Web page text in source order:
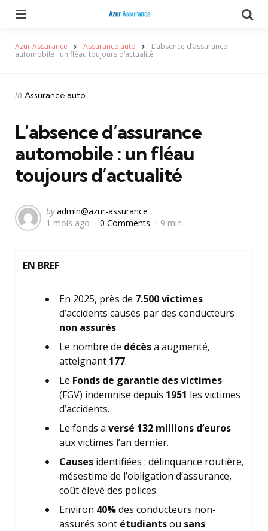
Azur Assurance Assurance auto L’absence d’assurance
automobile : un fléau toujours d’actualité
Categories
Posted
in Assurance auto
L’absence d’assurance
automobile : un fléau
toujours d’actualité
Posted
by
by admin@azur-assurance
1 mois ago
0 Comments 9 min
EN BREF
En 2025, près de 7.500 victimes
d’accidents causés par des conducteurs
non assurés.
Le nombre de décèsa augmenté,
atteignant 177.
Le Fonds de garantie des victimes
(FGV) indemnise depuis 1951 les victimes
d’accidents.
Le fonds a versé 132 millions d’euros
aux victimes l’an dernier.
Causes identifiées : délinquance routière,
mésestime de l’obligation d’assurance,
coût élevé des polices.
Environ 40%des conducteurs non-
assurés sont étudiantsou sans